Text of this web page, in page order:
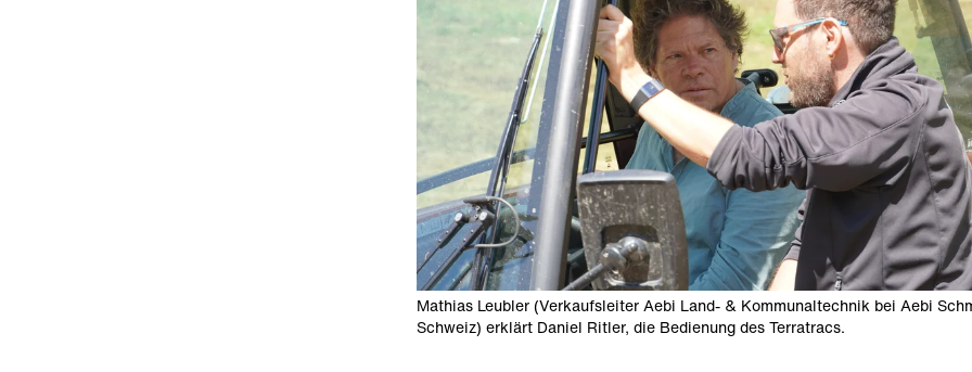
Mathias Leubler (Verkaufsleiter Aebi Land- & Kommunaltechnik bei Aebi
Schweiz) erklärt Daniel Ritler, die Bedienung des Terratracs.